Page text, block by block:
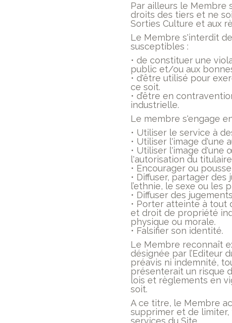
Par ailleurs le Membre
droits des tiers et ne
Sorties Culture et aux
Le Membre s'interdit
susceptibles :
• de constituer une
public et/ou aux
• d'être utilisé pour
ce soit.
• d’être en
industrielle.
Le membre s'engage
• Utiliser le service à
• Utiliser l'image d'une
• Utiliser l'image
l'autorisation du
• Encourager ou
• Diffuser, partager
l’ethnie, le sexe ou les
• Diffuser des
• Porter atteinte à
et droit de propriété
physique ou morale.
• Falsifier son identité.
Le Membre reconnaît
désignée par l’Editeur
préavis ni indemnité,
présenterait un risque
lois et règlements en
soit.
A ce titre, le Membre
supprimer et de
services du Site.